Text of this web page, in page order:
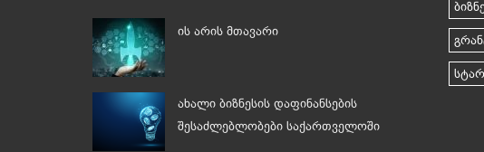
ის არის მთავარი
ახალი ბიზნესის დაფინანსების
შესაძლებლობები საქართველოში